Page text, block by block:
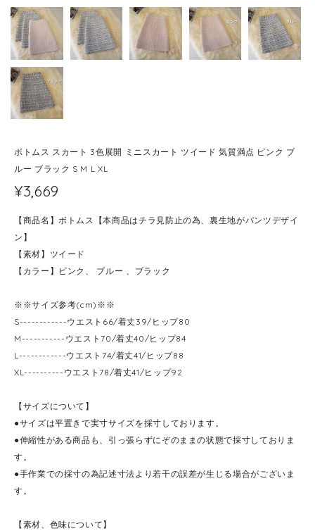
ボトムス スカート 3色展開 ミニスカート ツイード 気質満点 ピンク ブ
ルー ブラック S M L XL
¥3,669
【商品名】ボトムス【本商品はチラ見防止の為、裏生地がパンツデザイ
ン】
【素材】ツイード
【カラー】ピンク、 ブルー 、ブラック
※※サイズ参考(cm)※※
S------------ウエスト66/着丈39/ヒップ80
M-----------ウエスト70/着丈40/ヒップ84
L------------ウエスト74/着丈41/ヒップ88
XL----------ウエスト78/着丈41/ヒップ92
【サイズについて】
●サイズは平置きで実寸サイズを採寸しております。
●伸縮性がある商品も、引っ張らずにぞのままの状態で採寸しておりま
す。
●手作業での採寸の為記述寸法より若干の誤差が生じる場合がございま
す。
【素材、色味について】